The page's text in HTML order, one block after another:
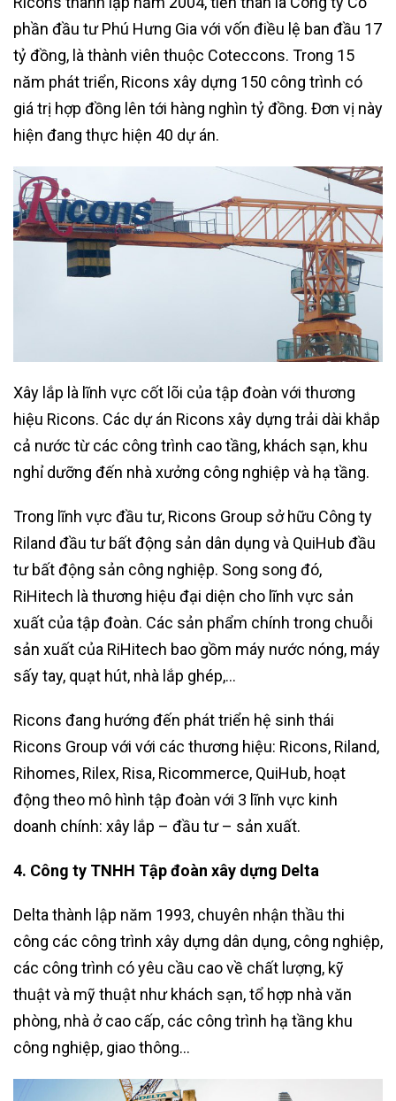
phần đầu tư Phú Hưng Gia với vốn điều lệ ban đầu 17
tỷ đồng, là thành viên thuộc Coteccons. Trong 15
năm phát triển, Ricons xây dựng 150 công trình có
giá trị hợp đồng lên tới hàng nghìn tỷ đồng. Đơn vị này
hiện đang thực hiện 40 dự án.
Xây lắp là lĩnh vực cốt lõi của tập đoàn với thương
hiệu Ricons. Các dự án Ricons xây dựng trải dài khắp
cả nước từ các công trình cao tầng, khách sạn, khu
nghỉ dưỡng đến nhà xưởng công nghiệp và hạ tầng.
Trong lĩnh vực đầu tư, Ricons Group sở hữu Công ty
Riland đầu tư bất động sản dân dụng và QuiHub đầu
tư bất động sản công nghiệp. Song song đó,
RiHitech là thương hiệu đại diện cho lĩnh vực sản
xuất của tập đoàn. Các sản phẩm chính trong chuỗi
sản xuất của RiHitech bao gồm máy nước nóng, máy
sấy tay, quạt hút, nhà lắp ghép,…
Ricons đang hướng đến phát triển hệ sinh thái
Ricons Group với với các thương hiệu: Ricons, Riland,
Rihomes, Rilex, Risa, Ricommerce, QuiHub, hoạt
động theo mô hình tập đoàn với 3 lĩnh vực kinh
doanh chính: xây lắp – đầu tư – sản xuất.
4. Công ty TNHH Tập đoàn xây dựng Delta
Delta thành lập năm 1993, chuyên nhận thầu thi
công các công trình xây dựng dân dụng, công nghiệp,
các công trình có yêu cầu cao về chất lượng, kỹ
thuật và mỹ thuật như khách sạn, tổ hợp nhà văn
phòng, nhà ở cao cấp, các công trình hạ tầng khu
công nghiệp, giao thông…